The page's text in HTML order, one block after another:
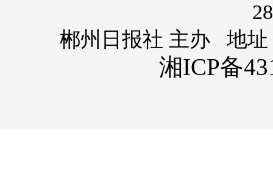
郴州日报社 主办 地址
湘ICP备